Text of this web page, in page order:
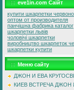
eve1in.com Саїйт
купити шкарпетки
оптом от производителя
панчішна фабрика каталог
шкарпетки львів
чоловічі шкарпетки
виробництво шкарпеток
шкарпетки купити
Меню сайту
ДЖОН И ЕВА
КИЕВ ВСТРЕЧА ДЖОН